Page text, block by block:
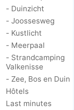
- Duinzicht
- Joossesweg
- Kustlicht
- Meerpaal
- Strandcamping
Valkenisse
- Zee, Bos en Duin
Hôtels
Last minutes